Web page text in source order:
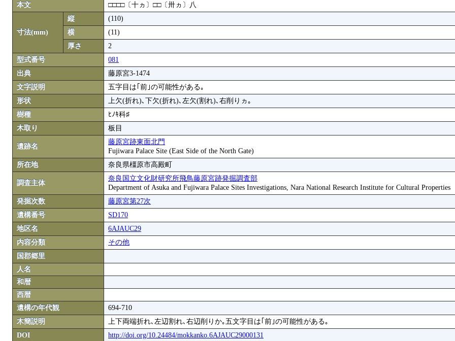
本文
□□□□〔十ヵ〕□□〔卅ヵ〕八
寸法(mm)
縦
(110)
横
(11)
厚さ
2
型式番号
081
出典
藤原宮3-1474
文字説明
五字目は｢前｣の可能性がある｡
形状
上欠(折れ)､下欠(折れ)､左欠(割れ)､右削りヵ｡
樹種
ﾋﾉｷ科♯
木取り
板目
遺跡名
藤原宮跡東面北門
Fujiwara Palace Site (East Side of the North Gate)
所在地
奈良県橿原市高殿町
調査主体
奈良国立文化財研究所飛鳥藤原宮跡発掘調査部
Department of Asuka and Fujiwara Palace Sites Investigations, Nara National Research Institute for Cultural Properties
発掘次数
藤原宮第27次
遺構番号
SD170
地区名
6AJAUC29
内容分類
その他
国郡郷里
人名
和暦
西暦
遺構の年代観
694-710
木簡説明
上下両端折れ､左辺割れ､右辺削りか｡五文字目は｢前｣の可能性がある｡
DOI
http://doi.org/10.24484/mokkanko.6AJAUC29000131